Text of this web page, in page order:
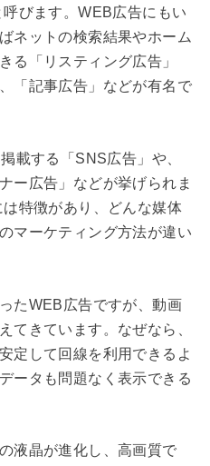
びます。WEB広告にもい
ネットの検索結果やホーム
る「リスティング広告」
「記事広告」などが有名で
載する「SNS広告」や、
ー広告」などが挙げられま
特徴があり、どんな媒体
マーケティング方法が違い
たWEB広告ですが、動画
てきています。なぜなら、
定して回線を利用できるよ
ータも問題なく表示できる
液晶が進化し、高画質で